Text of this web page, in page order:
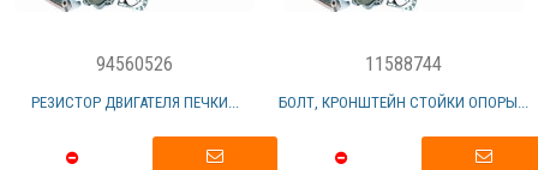
94560526
РЕЗИСТОР ДВИГАТЕЛЯ ПЕЧКИ...
11588744
БОЛТ, КРОНШТЕЙН СТОЙКИ ОПОРЫ...